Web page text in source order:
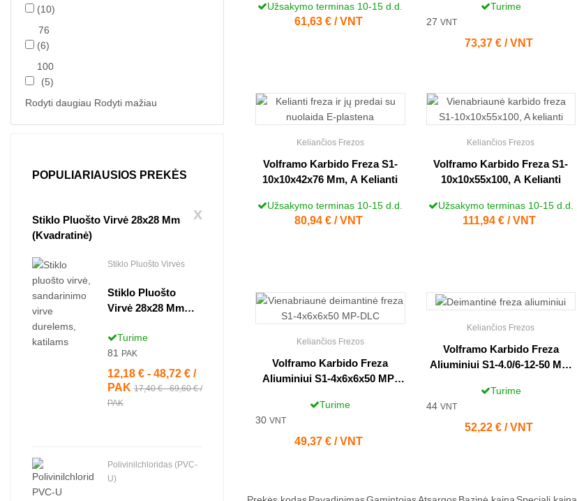
(10)
76
(6)
100
(5)
Rodyti daugiau Rodyti mažiau
POPULIARIAUSIOS PREKĖS
x
Stiklo Pluošto Virvė 28x28 Mm
(kvadratinė)
Stiklo Pluošto Virvės
Stiklo Pluošto
Virvė 28x28 Mm
Turime
81 PAK
Kaina
12,18 € - 48,72 € /
PAK17,40 € - 69,60 € /
PAK
Polivinilchloridas (PVC-
U)
Užsakymo terminas 10-15 d.d.
Kaina
61,63 € / VNT
Turime
27 VNT
Kaina
73,37 € / VNT
Keliančios Frezos
Volframo Karbido Freza S1-
10x10x42x76 Mm, A Kelianti
Užsakymo terminas 10-15 d.d.
Kaina
80,94 € / VNT
Keliančios Frezos
Volframo Karbido Freza S1-
10x10x55x100, A Kelianti
Užsakymo terminas 10-15 d.d.
Kaina
111,94 € / VNT
Keliančios Frezos
Volframo Karbido Freza
Aliuminiui S1-4x6x6x50 MP-
Turime
30 VNT
Kaina
49,37 € / VNT
Keliančios Frezos
Volframo Karbido Freza
Aliuminiui S1-4.0/6-12-50 MP-
Turime
44 VNT
Kaina
52,22 € / VNT